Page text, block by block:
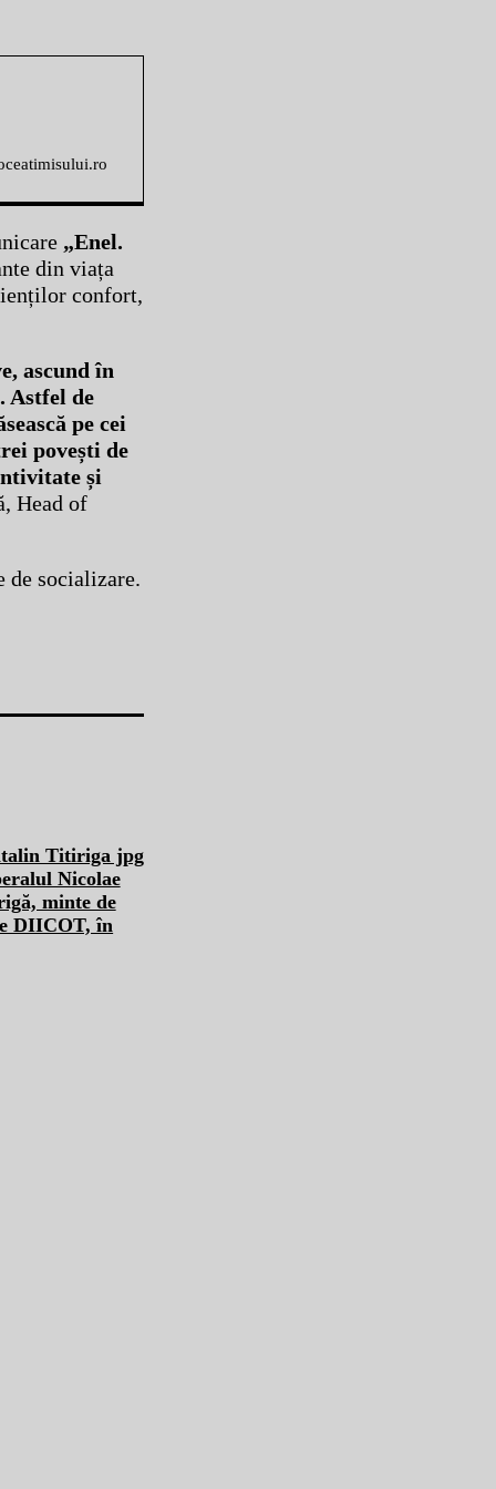
„Enel.
din viața
confort,
ascund în
Astfel de
pe cei
povești de
și
Head of
de socializare.
Nicolae
minte de
DIICOT, în